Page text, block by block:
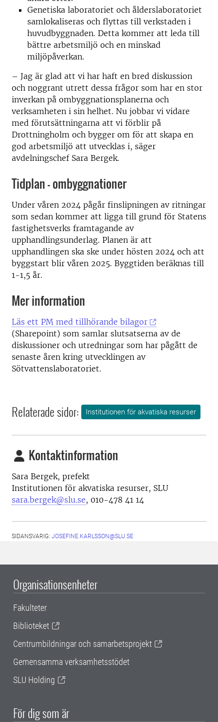
Genetiska laboratoriet och ålderslaboratoriet
samlokaliseras och flyttas till verkstaden i
huvudbyggnaden. Detta kommer att leda till
bättre arbetsmiljö och en minskad
miljöpåverkan.
– Jag är glad att vi har haft en bred diskussion
och noggrant utrett dessa frågor som har en stor
inverkan på ombyggnationsplanerna och
verksamheten i sin helhet. Nu jobbar vi vidare
med förutsättningarna att vi förblir på
Drottningholm och bygger om för att skapa en
god arbetsmiljö att utvecklas i, säger
avdelningschef Sara Bergek.
Tidplan - ombyggnationer
Under våren 2024 pågår finslipningen av ritningar
som sedan kommer att ligga till grund för Statens
fastighetsverks framtagande av
upphandlingsunderlag. Planen är att
upphandlingen ska ske under hösten 2024 och att
byggstart blir våren 2025. Byggtiden beräknas till
1-1,5 år.
Mer information
Läs ett PM med tillhörande bilagor
(Sharepoint) som samlar slutsatserna av de
diskussioner och utredningar som har pågått de
senaste åren kring utvecklingen av
Sötvattenslaboratoriet.
Relaterade sidor: Institutionen för akvatiska resurser
Kontaktinformation
Sara Bergek, prefekt
Institutionen för akvatiska resurser, SLU
sara.bergek@slu.se, 010-478 41 14
SIDANSVARIG: JOSEFINE.KARLSSON@SLU.SE
Organisationsenheter
Fakulteter
Biblioteket
Centrumbildningar och samarbetsprojekt
Gemensamma verksamhetsstödet
SLU Holding
För dig som är